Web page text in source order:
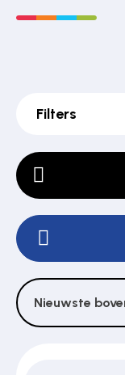
Kluizen
Poortonderdelen
Pulsgevers
Sloten
Filters
Nieuwste